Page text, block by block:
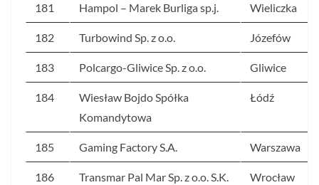
181 Hampol – Marek Burliga sp.j. Wieliczka
182 Turbowind Sp. z o.o. Józefów
183 Polcargo-Gliwice Sp. z o.o. Gliwice
184
Wiesław Bojdo Spółka
Komandytowa
Łódź
185 Gaming Factory S.A. Warszawa
186 Transmar Pal Mar Sp. z o.o. S.K. Wrocław